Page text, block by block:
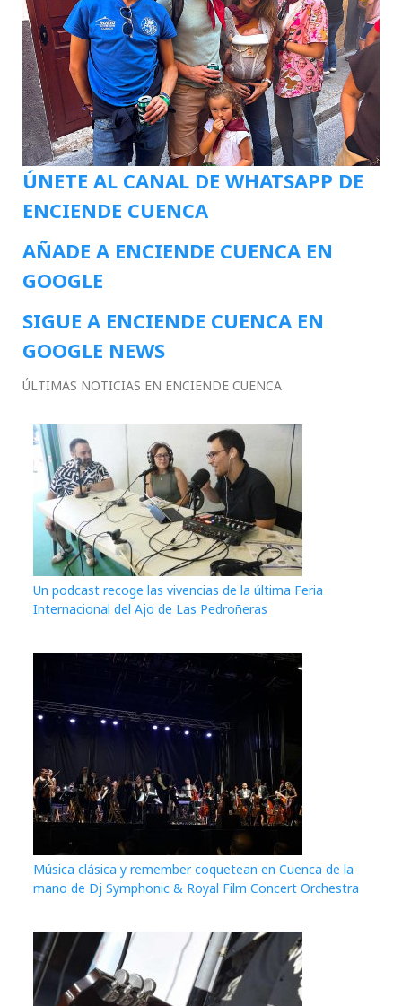
ÚNETE AL CANAL DE WHATSAPP DE
ENCIENDE CUENCA
AÑADE A ENCIENDE CUENCA EN
GOOGLE
SIGUE A ENCIENDE CUENCA EN
GOOGLE NEWS
ÚLTIMAS NOTICIAS EN ENCIENDE CUENCA
Un podcast recoge las vivencias de la última Feria
Internacional del Ajo de Las Pedroñeras
Música clásica y remember coquetean en Cuenca de la
mano de Dj Symphonic & Royal Film Concert Orchestra